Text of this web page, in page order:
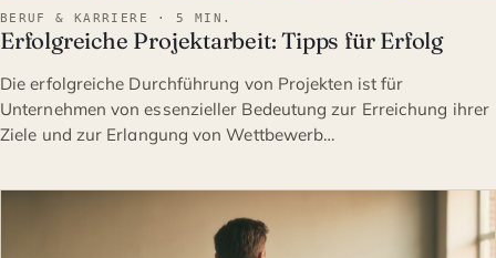
BERUF & KARRIERE · 5 MIN.
Erfolgreiche Projektarbeit: Tipps für Erfolg
Die erfolgreiche Durchführung von Projekten ist für
Unternehmen von essenzieller Bedeutung zur Erreichung ihrer
Ziele und zur Erlangung von Wettbewerb…